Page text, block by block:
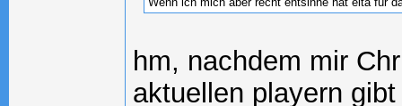
hm, nachdem mir
aktuellen playern